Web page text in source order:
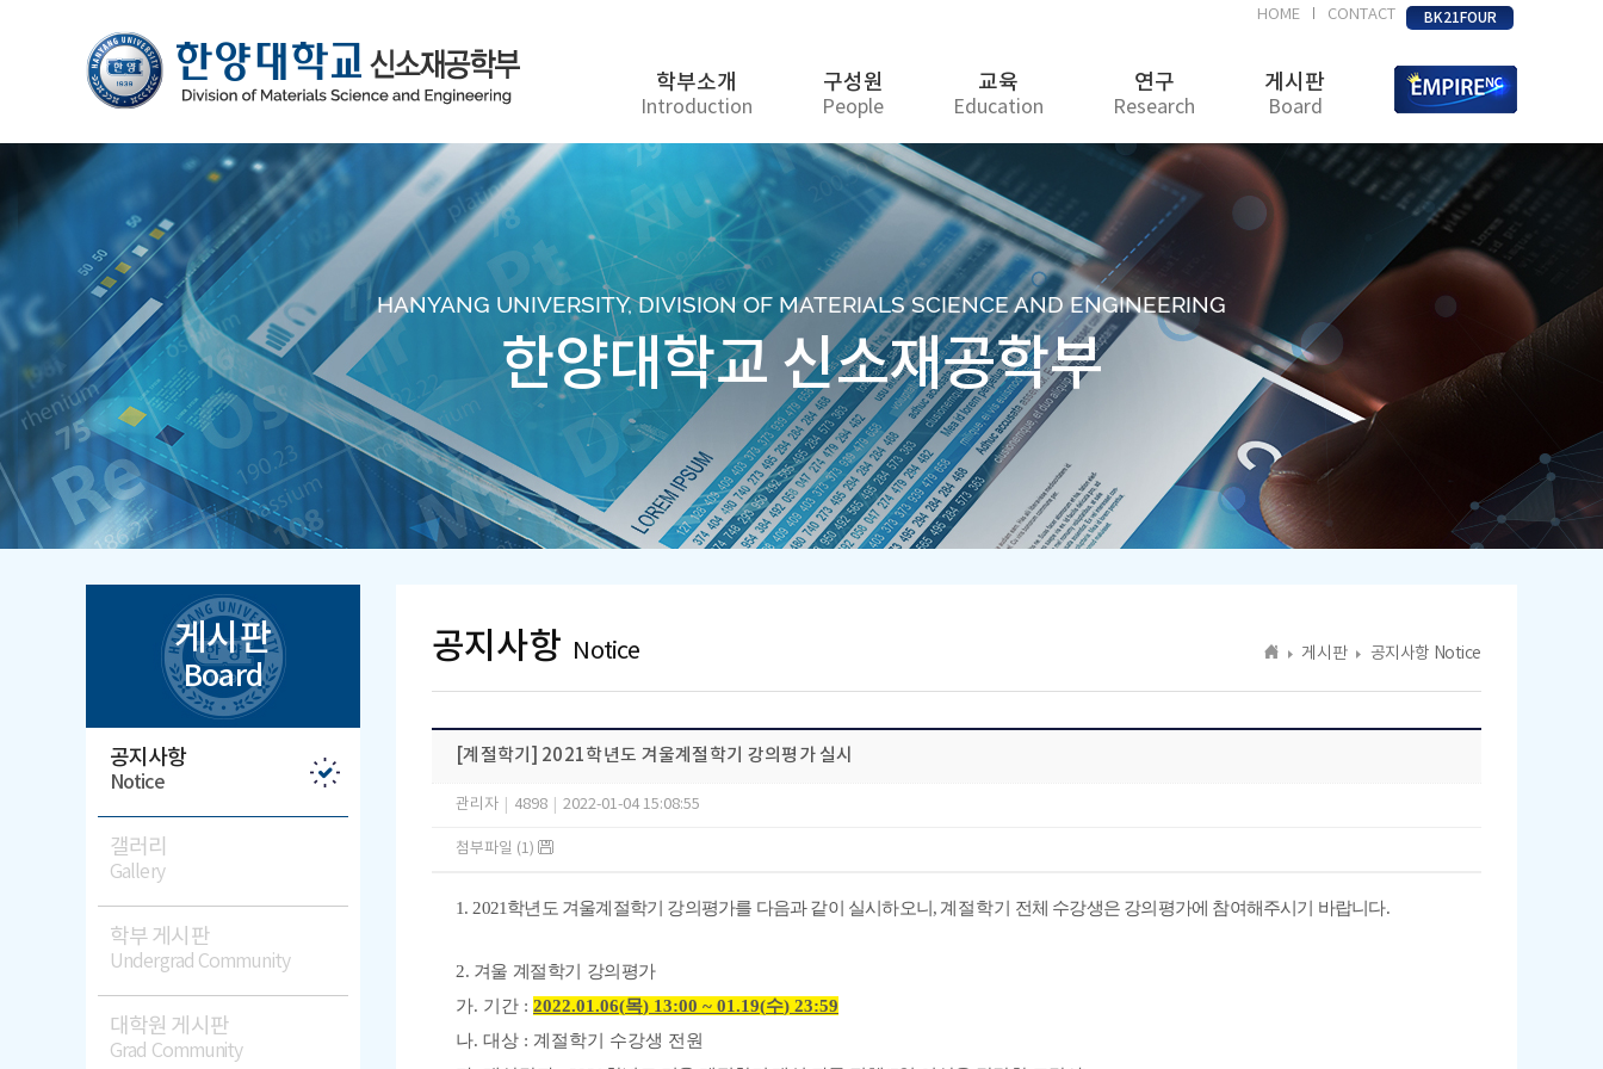
HOME CONTACT BK21FOUR
학부소개
Introduction
구성원
People
교육
Education
연구
Research
게시판
Board
HANYANG UNIVERSITY, DIVISION OF MATERIALS SCIENCE AND ENGINEERING
한양대학교 신소재공학부
게시판
Board
공지사항
Notice
갤러리
Gallery
학부 게시판
Undergrad Community
대학원 게시판
Grad Community
공지사항 Notice 게시판 공지사항 Notice
[계절학기] 2021학년도 겨울계절학기 강의평가 실시
관리자 4898 2022-01-04 15:08:55
첨부파일 (1)
1. 2021학년도 겨울계절학기 강의평가를 다음과 같이 실시하오니 , 계절학기 전체 수강생은 강의평가에 참여해주시기 바랍니다.
2. 겨울 계절학기 강의평가
가. 기간 : 2022.01.06(목) 13:00 ~ 01.19(수) 23:59
나. 대상 : 계절학기 수강생 전원